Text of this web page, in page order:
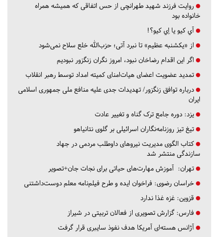
روایت فرزند شهید طهرانچی از حس اتفاقی که همیشه همراه
خانواده بود
آي كيو يا اِي كيو؟!
از «یکشنبه عظیم» تا نبرد آتی؛ حزب‌الله خلع سلاح نمی‌شود
اگر این اقدام رضاخان نبود، امروز نگران زنگزور نبودیم
تمدید عضویت اعضای هیات‌امنای کمیته امداد توسط رهبر انقلاب
درباره توافق زنگزور/ تهدیدات جدی علیه منافع ملی جمهوری اسلامی
ایران
یزد: دوره جامع ترک گناه و تغییر عادت
تیغ تیز روزنامه‌نگاران اسرائیلی بر گلوی نتانیاهو
کتاب الگوی مدیریت نیروهای داوطلب مردمی در جهاد
سازندگی منتشر شد
تهران: آموزش مهارت‌های حیاتی برای نجات جان+تصویر
خراسان رضوی: فراخوان ایده و طرح فیلم‌نامه معلم دوست‌داشتنی
قزوین: غزه غذا ندارد
فارس: گزارش تصویری از فعالان تربیتی در شیراز
آژانس هسته‌ای آمریکا هدف نفوذ سایبری قرار گرفت